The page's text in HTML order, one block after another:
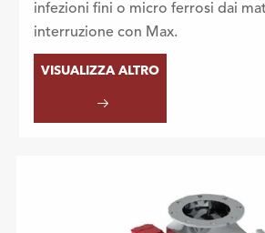
infezioni fini o micro ferrosi dai
interruzione con Max.
VISUALIZZA ALTRO
